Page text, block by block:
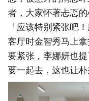
者，大家怀著忐忑
「应该特别紧张吧
客厅时金智秀马上
要紧张，李娜妍也
要一起去，这也让朴